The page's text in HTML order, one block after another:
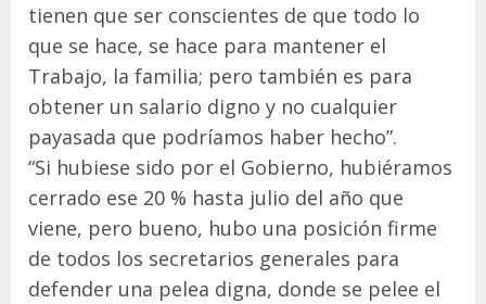
tienen que ser conscientes de que todo lo
que se hace, se hace para mantener el
Trabajo, la familia; pero también es para
obtener un salario digno y no cualquier
payasada que podríamos haber hecho”.
“Si hubiese sido por el Gobierno, hubiéramos
cerrado ese 20 % hasta julio del año que
viene, pero bueno, hubo una posición firme
de todos los secretarios generales para
defender una pelea digna, donde se pelee el